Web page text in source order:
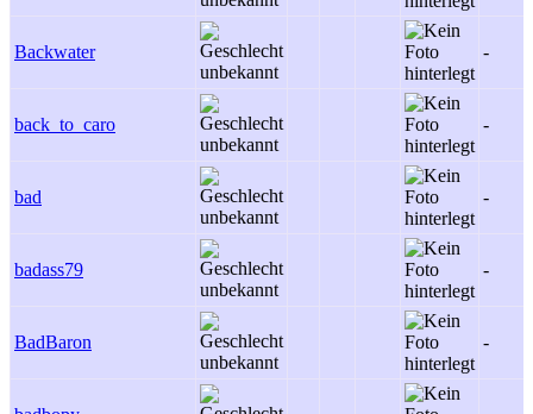
Backwater -
back_to_caro -
bad -
badass79 -
BadBaron -